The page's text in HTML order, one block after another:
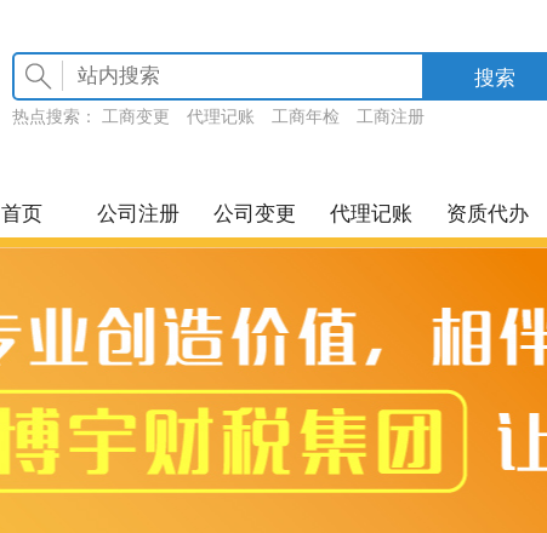
搜索
热点搜索： 工商变更 代理记账 工商年检 工商注册
首页 公司注册 公司变更 代理记账 资质代办